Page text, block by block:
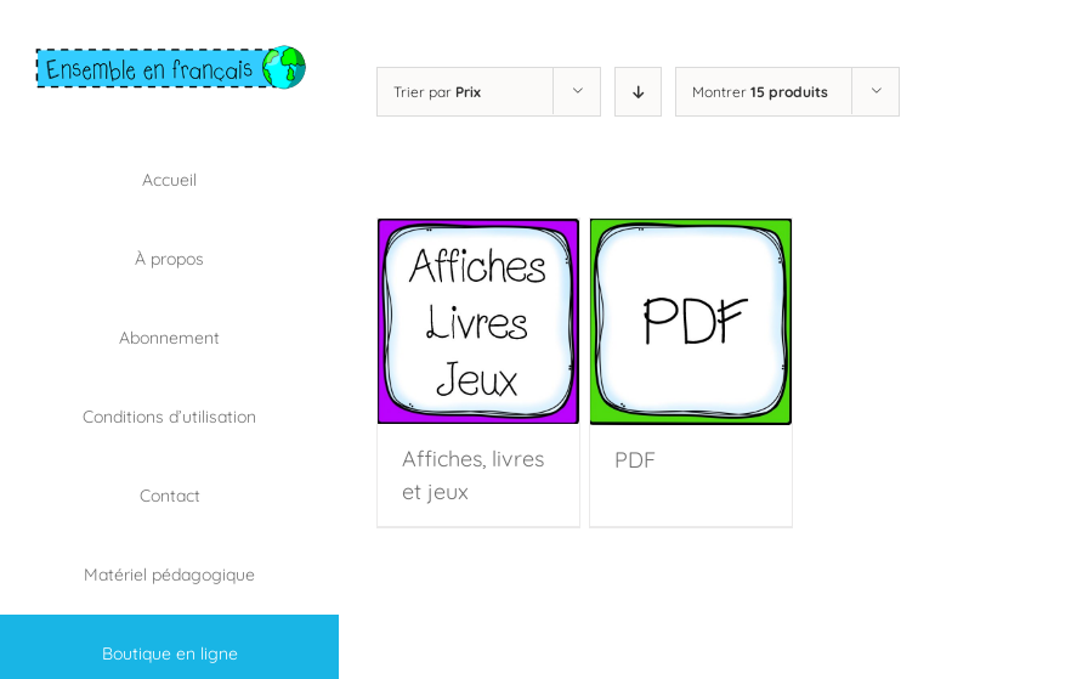
content
Accueil
À propos
Abonnement
Conditions d’utilisation
Contact
Matériel pédagogique
Boutique en ligne
Trier par Prix Montrer 15 produits
Affiches, livres
et jeux
PDF